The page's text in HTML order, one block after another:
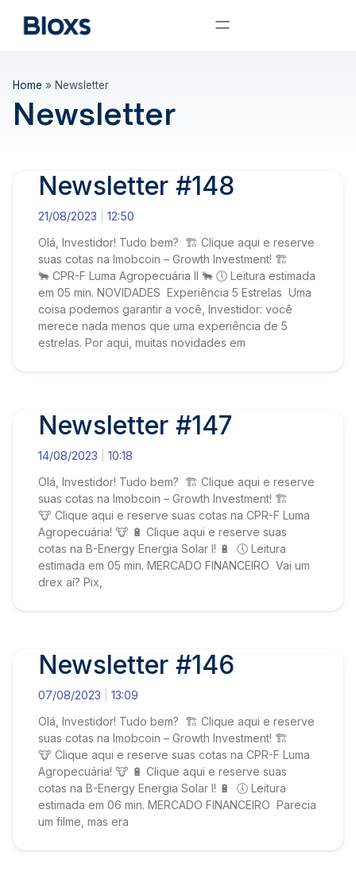
Home » Newsletter
Newsletter
Newsletter #148
21/08/2023
12:50
Olá, Investidor! Tudo bem? 🏗️ Clique aqui e reserve
suas cotas na Imobcoin – Growth Investment! 🏗️
🐂 CPR-F Luma Agropecuária II 🐂 🕔 Leitura estimada
em 05 min. NOVIDADES Experiência 5 Estrelas Uma
coisa podemos garantir a você, Investidor: você
merece nada menos que uma experiência de 5
estrelas. Por aqui, muitas novidades em
Newsletter #147
14/08/2023
10:18
Olá, Investidor! Tudo bem? 🏗️ Clique aqui e reserve
suas cotas na Imobcoin – Growth Investment! 🏗️
🐮 Clique aqui e reserve suas cotas na CPR-F Luma
Agropecuária! 🐮 🔋 Clique aqui e reserve suas
cotas na B-Energy Energia Solar I! 🔋 🕔 Leitura
estimada em 05 min. MERCADO FINANCEIRO Vai um
drex aí? Pix,
Newsletter #146
07/08/2023
13:09
Olá, Investidor! Tudo bem? 🏗️ Clique aqui e reserve
suas cotas na Imobcoin – Growth Investment! 🏗️
🐮 Clique aqui e reserve suas cotas na CPR-F Luma
Agropecuária! 🐮 🔋 Clique aqui e reserve suas
cotas na B-Energy Energia Solar I! 🔋 🕔 Leitura
estimada em 06 min. MERCADO FINANCEIRO Parecia
um filme, mas era